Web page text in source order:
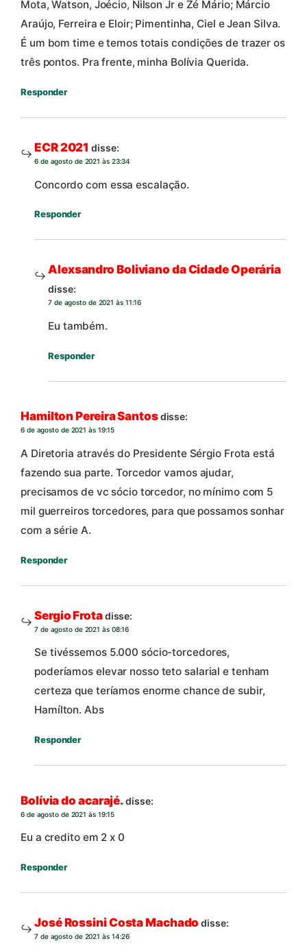
Mota, Watson, Joécio, Nilson Jr e Zé Mário; Márcio
Araújo, Ferreira e Eloir; Pimentinha, Ciel e Jean Silva.
É um bom time e temos totais condições de trazer os
três pontos. Pra frente, minha Bolívia Querida.
Responder
ECR 2021 disse:
6 de agosto de 2021 às 23:34
Concordo com essa escalação.
Responder
Alexsandro Boliviano da Cidade Operária
disse:
7 de agosto de 2021 às 11:16
Eu também.
Responder
Hamilton Pereira Santosdisse:
6 de agosto de 2021 às 19:15
A Diretoria através do Presidente Sérgio Frota está
fazendo sua parte. Torcedor vamos ajudar,
precisamos de vc sócio torcedor, no mínimo com 5
mil guerreiros torcedores, para que possamos sonhar
com a série A.
Responder
Sergio Frotadisse:
7 de agosto de 2021 às 08:16
Se tivéssemos 5.000 sócio-torcedores,
poderíamos elevar nosso teto salarial e tenham
certeza que teríamos enorme chance de subir,
Hamílton. Abs
Responder
Bolívia do acarajé.disse:
6 de agosto de 2021 às 19:15
Eu a credito em 2 x 0
Responder
José Rossini Costa Machado disse:
7 de agosto de 2021 às 14:26